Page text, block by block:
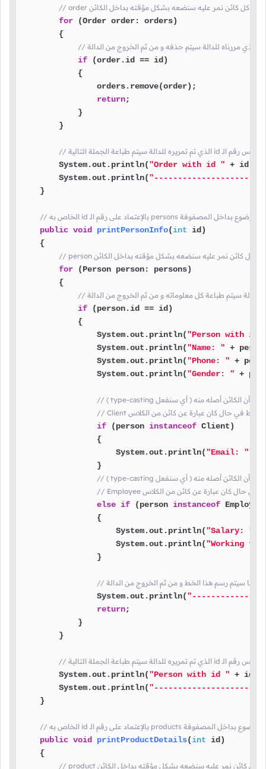
for (Order order: orders)
        {
if (order.id == id)
            {
                orders.remove(order);
return;
            }
        }
        System.out.println(
"Order with id " + id +
        System.out.println(
"----------------------"
    }
public void printPersonInfo(int id)
    {
for (Person person: persons)
        {
if (person.id == id)
            {
                System.out.println(
"Person with id
                System.out.println(
"Name: " +
                System.out.println(
"Phone: " +
                System.out.println(
"Gender: " +
if (person instanceof Client)
                {
                    System.out.println(
"Email: "
                }
else if (person instanceof
                {
                    System.out.println(
"Salary: "
                    System.out.println(
"Working
                }
// بعدها سيتم رسم هذا الخط و من ثم الخروج من الدالة
                System.out.println(
return;
            }
        }
        System.out.println(
"Person with id " + id
        System.out.println(
"----------------------"
    }
public void printProductDetails(int id)
    {